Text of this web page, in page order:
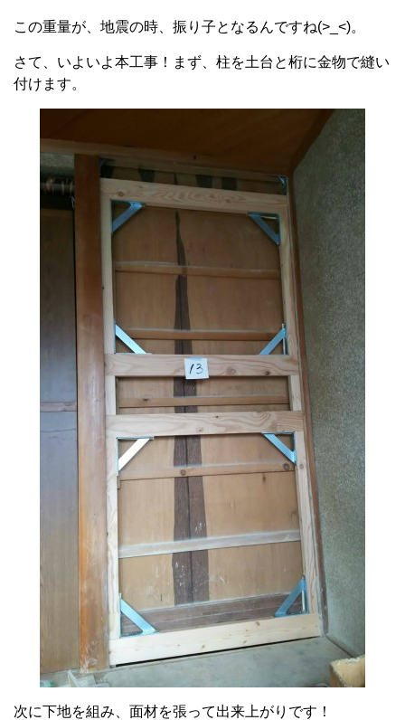
この重量が、地震の時、振り子となるんですね(>_<)。
さて、いよいよ本工事！まず、柱を土台と桁に金物で縫い
付けます。
次に下地を組み、面材を張って出来上がりです！